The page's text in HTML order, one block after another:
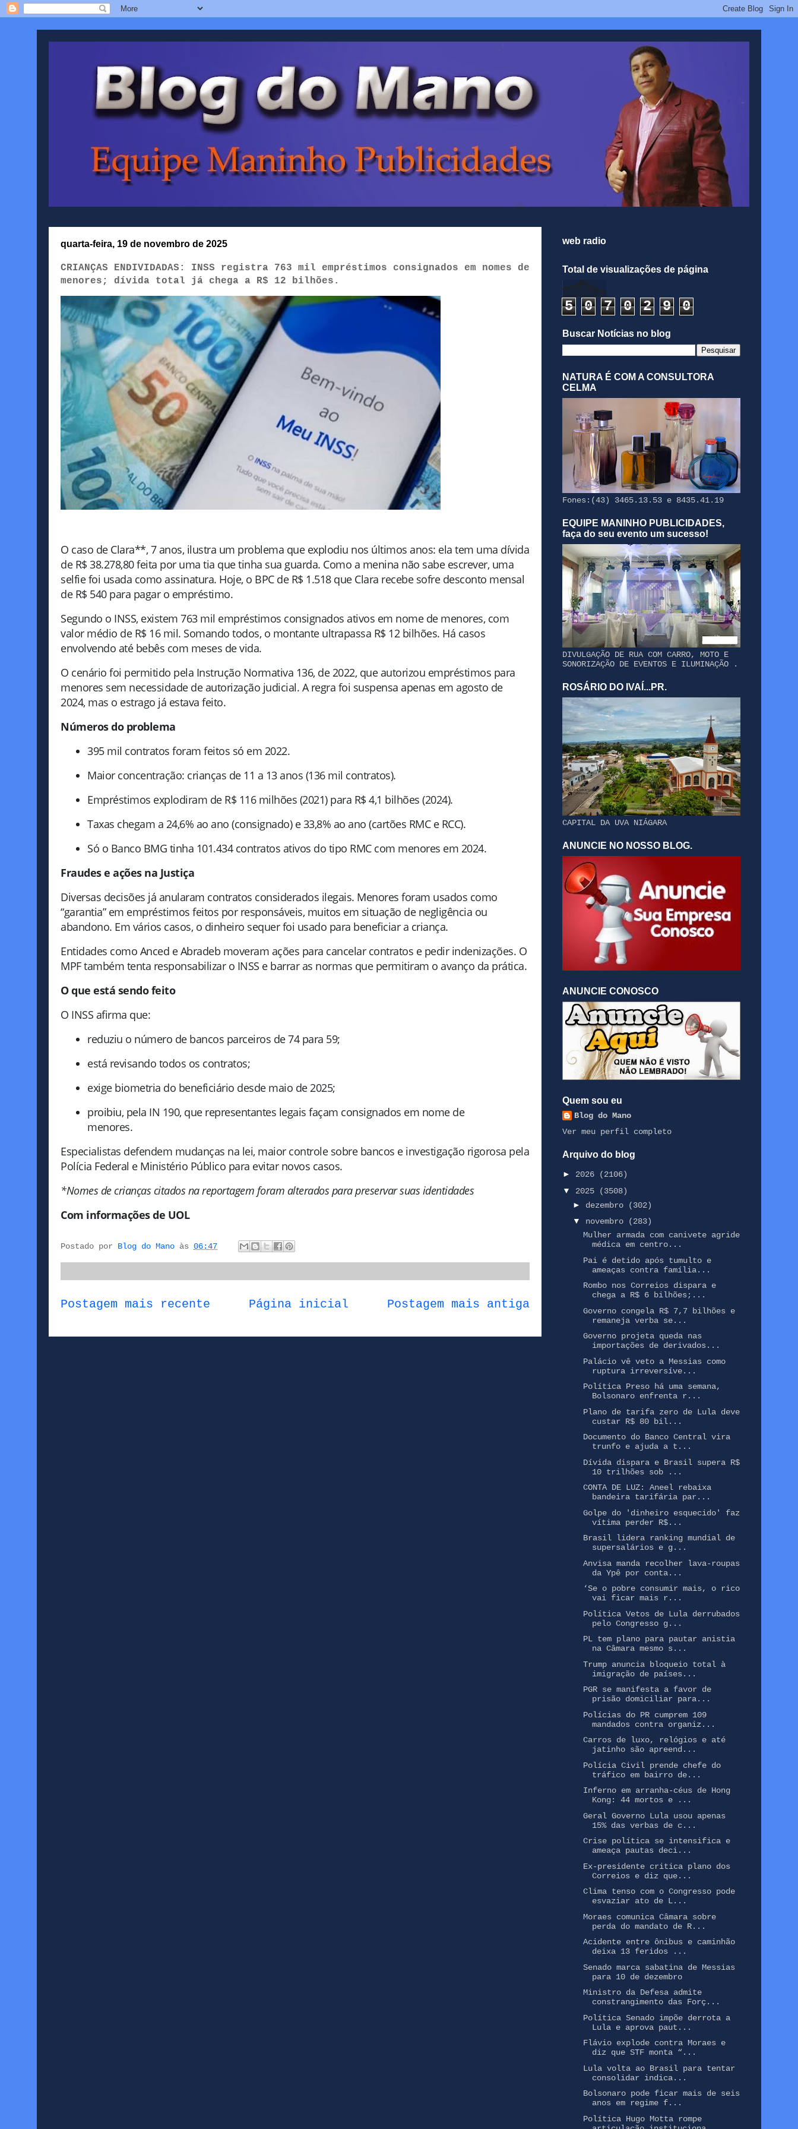
quarta-feira, 19 de novembro de 2025
CRIANÇAS ENDIVIDADAS: INSS registra 763 mil empréstimos consignados em nomes de
menores; dívida total já chega a R$ 12 bilhões.
O caso de Clara**, 7 anos, ilustra um problema que explodiu nos últimos anos: ela tem uma dívida
de R$ 38.278,80 feita por uma tia que tinha sua guarda. Como a menina não sabe escrever, uma
selfie foi usada como assinatura. Hoje, o BPC de R$ 1.518 que Clara recebe sofre desconto mensal
de R$ 540 para pagar o empréstimo.
Segundo o INSS, existem 763 mil empréstimos consignados ativos em nome de menores, com
valor médio de R$ 16 mil. Somando todos, o montante ultrapassa R$ 12 bilhões. Há casos
envolvendo até bebês com meses de vida.
O cenário foi permitido pela Instrução Normativa 136, de 2022, que autorizou empréstimos para
menores sem necessidade de autorização judicial. A regra foi suspensa apenas em agosto de
2024, mas o estrago já estava feito.
Números do problema
395 mil contratos foram feitos só em 2022.
Maior concentração: crianças de 11 a 13 anos (136 mil contratos).
Empréstimos explodiram de R$ 116 milhões (2021) para R$ 4,1 bilhões (2024).
Taxas chegam a 24,6% ao ano (consignado) e 33,8% ao ano (cartões RMC e RCC).
Só o Banco BMG tinha 101.434 contratos ativos do tipo RMC com menores em 2024.
Fraudes e ações na Justiça
Diversas decisões já anularam contratos considerados ilegais. Menores foram usados como
“garantia” em empréstimos feitos por responsáveis, muitos em situação de negligência ou
abandono. Em vários casos, o dinheiro sequer foi usado para beneficiar a criança.
Entidades como Anced e Abradeb moveram ações para cancelar contratos e pedir indenizações. O
MPF também tenta responsabilizar o INSS e barrar as normas que permitiram o avanço da prática.
O que está sendo feito
O INSS afirma que:
reduziu o número de bancos parceiros de 74 para 59;
está revisando todos os contratos;
exige biometria do beneficiário desde maio de 2025;
proibiu, pela IN 190, que representantes legais façam consignados em nome de
menores.
Especialistas defendem mudanças na lei, maior controle sobre bancos e investigação rigorosa pela
Polícia Federal e Ministério Público para evitar novos casos.
*Nomes de crianças citados na reportagem foram alterados para preservar suas identidades
Com informações de UOL
Postado por Blog do Mano às 06:47
Postagem mais recente Postagem mais antiga
Página inicial
web radio
Total de visualizações de página
5 0 7 0 2 9 0
Buscar Notícias no blog
NATURA É COM A CONSULTORA
CELMA
Fones:(43) 3465.13.53 e 8435.41.19
EQUIPE MANINHO PUBLICIDADES,
faça do seu evento um sucesso!
DIVULGAÇÃO DE RUA COM CARRO, MOTO E
SONORIZAÇÃO DE EVENTOS E ILUMINAÇÃO .
ROSÁRIO DO IVAÍ...PR.
CAPITAL DA UVA NIÁGARA
ANUNCIE NO NOSSO BLOG.
ANUNCIE CONOSCO
Quem sou eu
Blog do Mano
Ver meu perfil completo
Arquivo do blog
► 2026
(2106)
▼ 2025
(3508)
► dezembro
(302)
▼ novembro
(283)
Mulher armada com canivete agride
médica em centro...
Pai é detido após tumulto e
ameaças contra família...
Rombo nos Correios dispara e
chega a R$ 6 bilhões;...
Governo congela R$ 7,7 bilhões e
remaneja verba se...
Governo projeta queda nas
importações de derivados...
Palácio vê veto a Messias como
ruptura irreversíve...
Política Preso há uma semana,
Bolsonaro enfrenta r...
Plano de tarifa zero de Lula deve
custar R$ 80 bil...
Documento do Banco Central vira
trunfo e ajuda a t...
Dívida dispara e Brasil supera R$
10 trilhões sob ...
CONTA DE LUZ: Aneel rebaixa
bandeira tarifária par...
Golpe do 'dinheiro esquecido' faz
vítima perder R$...
Brasil lidera ranking mundial de
supersalários e g...
Anvisa manda recolher lava-roupas
da Ypê por conta...
‘Se o pobre consumir mais, o rico
vai ficar mais r...
Política Vetos de Lula derrubados
pelo Congresso g...
PL tem plano para pautar anistia
na Câmara mesmo s...
Trump anuncia bloqueio total à
imigração de países...
PGR se manifesta a favor de
prisão domiciliar para...
Polícias do PR cumprem 109
mandados contra organiz...
Carros de luxo, relógios e até
jatinho são apreend...
Polícia Civil prende chefe do
tráfico em bairro de...
Inferno em arranha-céus de Hong
Kong: 44 mortos e ...
Geral Governo Lula usou apenas
15% das verbas de c...
Crise política se intensifica e
ameaça pautas deci...
Ex-presidente critica plano dos
Correios e diz que...
Clima tenso com o Congresso pode
esvaziar ato de L...
Moraes comunica Câmara sobre
perda do mandato de R...
Acidente entre ônibus e caminhão
deixa 13 feridos ...
Senado marca sabatina de Messias
para 10 de dezembro
Ministro da Defesa admite
constrangimento das Forç...
Política Senado impõe derrota a
Lula e aprova paut...
Flávio explode contra Moraes e
diz que STF monta “...
Lula volta ao Brasil para tentar
consolidar indica...
Bolsonaro pode ficar mais de seis
anos em regime f...
Política Hugo Motta rompe